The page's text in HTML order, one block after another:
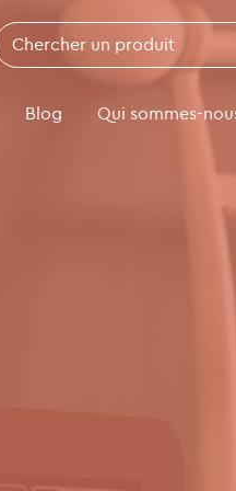
Blog Qui sommes-